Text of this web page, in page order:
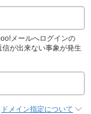
メールへログインの
信が出来ない事象が発生
ドメイン指定について